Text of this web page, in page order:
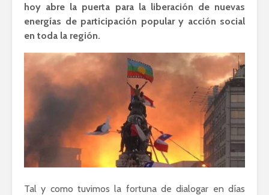
hoy abre la puerta para la liberación de nuevas
energías de participación popular y acción social
en toda la región.
Tal y como tuvimos la fortuna de dialogar en días